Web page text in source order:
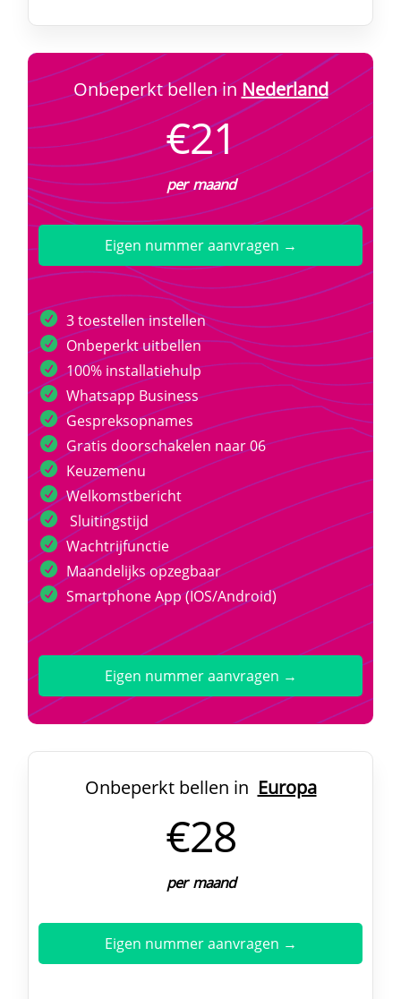
Onbeperkt bellen inNederland
€21
per maand
Eigen nummer aanvragen →
3 toestellen instellen
Onbeperkt uitbellen
100% installatiehulp
Whatsapp Business
Gespreksopnames
Gratis doorschakelen naar 06
Keuzemenu
Welkomstbericht
Sluitingstijd
Wachtrijfunctie
Maandelijks opzegbaar
Smartphone App (IOS/Android)
Eigen nummer aanvragen →
Onbeperkt bellen in Europa
€28
per maand
Eigen nummer aanvragen →